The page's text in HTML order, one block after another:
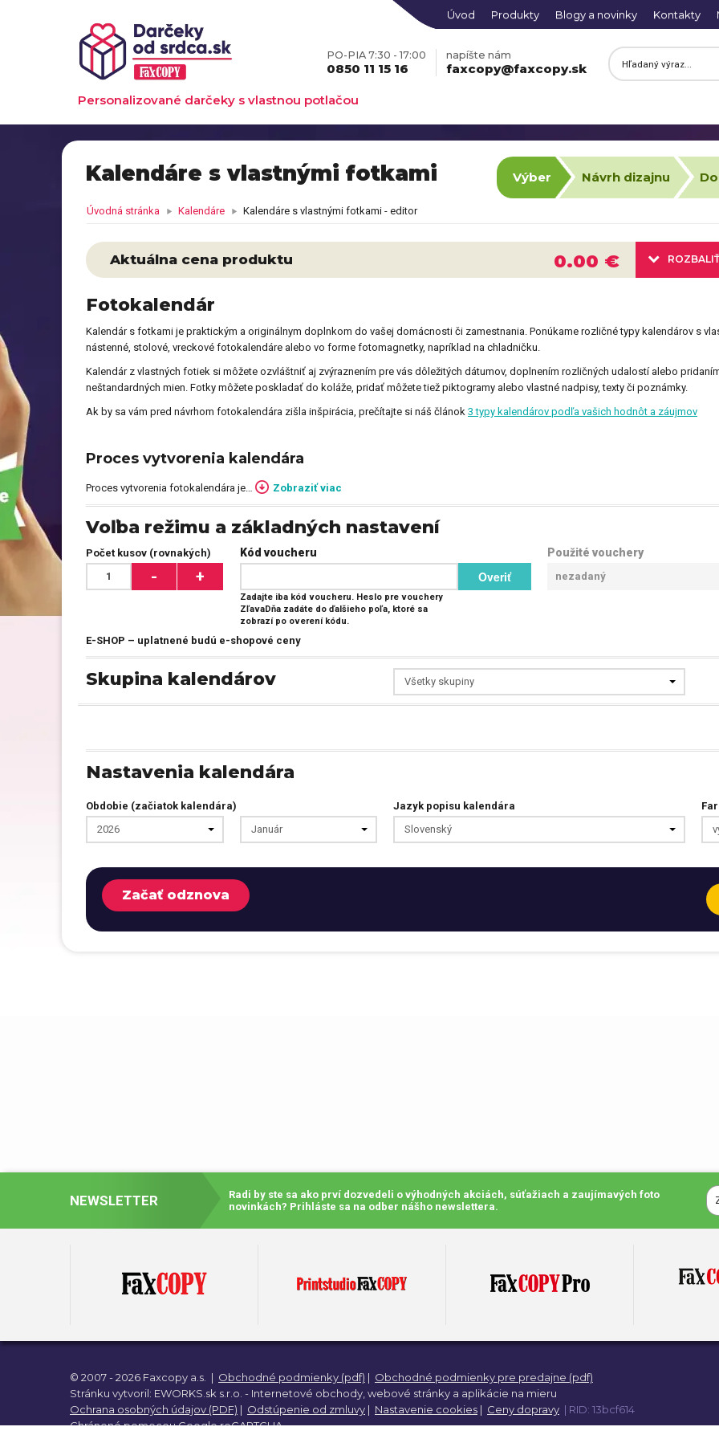
Úvod Produkty Blogy a novinky Kontakty
Personalizované darčeky s vlastnou potlačou
PO-PIA 7:30 - 17:00
0850 11 15 16
napíšte nám
faxcopy@faxcopy.sk
Výber Návrh dizajnu
Kalendáre s vlastnými fotkami
Úvodná stránka Kalendáre Kalendáre s vlastnými fotkami - editor
Aktuálna cena produktu ROZBALIŤ
0.00 €
Fotokalendár
Kalendár s fotkami je praktickým a originálnym doplnkom do vašej domácnosti či zamestnania. Ponúkame rozličné typy kalendárov s
nástenné, stolové, vreckové fotokalendáre alebo vo forme fotomagnetky, napríklad na chladničku.
Kalendár z vlastných fotiek si môžete ozvláštniť aj zvýraznením pre vás dôležitých dátumov, doplnením rozličných udalostí alebo
neštandardných mien. Fotky môžete poskladať do koláže, pridať môžete tiež piktogramy alebo vlastné nadpisy, texty či poznámky.
Ak by sa vám pred návrhom fotokalendára zišla inšpirácia, prečítajte si náš článok 3 typy kalendárov podľa vašich hodnôt a záujmov
Proces vytvorenia kalendára
Proces vytvorenia fotokalendára je Zobraziť viac
Voľba režimu a základných nastavení
Počet kusov (rovnakých)
- +
Kód voucheru
Zadajte iba kód voucheru. Heslo pre vouchery
ZľavaDňa zadáte do ďalšieho poľa, ktoré sa
zobrazí po overení kódu.
Overiť
Použité vouchery
nezadaný
E-SHOP – uplatnené budú e-shopové ceny
Skupina kalendárov Všetky skupiny
Nastavenia kalendára
Obdobie (začiatok kalendára)
2026
Január
Jazyk popisu kalendára
Slovenský
Začať odznova
NEWSLETTER
Radi by ste sa ako prví dozvedeli o výhodných akciách, súťažiach a zaujímavých foto
novinkách? Prihláste sa na odber nášho newslettera.
© 2007 - 2026 Faxcopy a.s. | Obchodné podmienky (pdf) | Obchodné podmienky pre predajne (pdf)
Stránku vytvoril: EWORKS.sk s.r.o. - Internetové obchody, webové stránky a aplikácie na mieru
Ochrana osobných údajov (PDF) | Odstúpenie od zmluvy | Nastavenie cookies | Ceny dopravy | RID: 13bcf614
Chránené pomocouGoogle reCAPTCHA